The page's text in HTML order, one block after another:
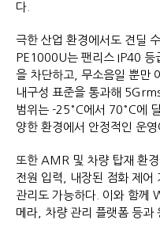
다.
극한 산업 환경에서도 견딜
PE1000U는 팬리스 IP40 등
을 차단하고, 무소음일 뿐만
내구성 표준을 통과해
범위는 -25°C에서 70°C에
양한 환경에서 안정적인 운영
또한 AMR 및 차량 탑재 환
전원 입력, 내장된 점화 제어
관리도 가능하다. 이와 함께
메라, 차량 관리 플랫폼 등과